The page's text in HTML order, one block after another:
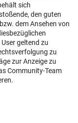
sich
den guten
dem Ansehen von
geltend zu
zu
zur Anzeige zu
Community-Team